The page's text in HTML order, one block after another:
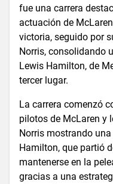
fue una carrera
actuación de
victoria, seguido por
Norris, consolidando
Lewis Hamilton, de
tercer lugar​​.
La carrera comenzó
pilotos de McLaren y
Norris mostrando
Hamilton, que partió
mantenerse en la
gracias a una